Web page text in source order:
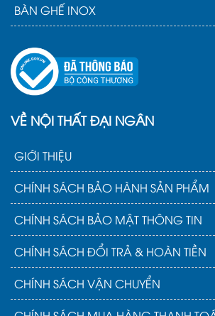
BÀN GHẾ INOX
VỀ NỘI THẤT ĐẠI NGÂN
GIỚI THIỆU
CHÍNH SÁCH BẢO HÀNH SẢN PHẨM
CHÍNH SÁCH BẢO MẬT THÔNG TIN
CHÍNH SÁCH ĐỔI TRẢ & HOÀN TIỀN
CHÍNH SÁCH VẬN CHUYỂN